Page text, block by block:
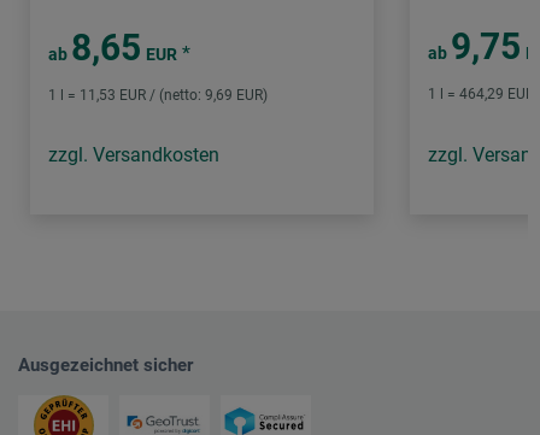
ab 8,65 EUR *
1 l = 11,53 EUR / (netto: 9,69 EUR)
zzgl. Versandkosten
ab 9,75
1 l = 464,29
zzgl.
Ausgezeichnet sicher